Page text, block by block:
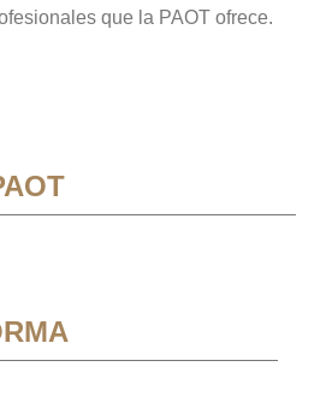
que la PAOT ofrece.